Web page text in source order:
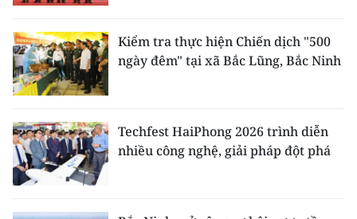
Kiểm tra thực hiện Chiến dịch "500
ngày đêm" tại xã Bắc Lũng, Bắc Ninh
Techfest HaiPhong 2026 trình diễn
nhiều công nghệ, giải pháp đột phá